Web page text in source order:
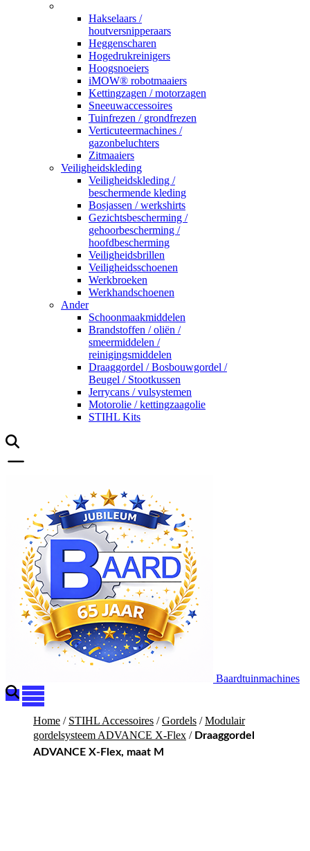
Hakselaars /
houtversnipperaars
Heggenscharen
Hogedrukreinigers
Hoogsnoeiers
iMOW® robotmaaiers
Kettingzagen / motorzagen
Sneeuwaccessoires
Tuinfrezen / grondfrezen
Verticuteermachines /
gazonbeluchters
Zitmaaiers
Veiligheidskleding
Veiligheidskleding /
beschermende kleding
Bosjassen / werkshirts
Gezichtsbescherming /
gehoorbescherming /
hoofdbescherming
Veiligheidsbrillen
Veiligheidsschoenen
Werkbroeken
Werkhandschoenen
Ander
Schoonmaakmiddelen
Brandstoffen / oliën /
smeermiddelen /
reinigingsmiddelen
Draaggordel / Bosbouwgordel /
Beugel / Stootkussen
Jerrycans / vulsystemen
Motorolie / kettingzaagolie
STIHL Kits
Baardtuinmachines
Home / STIHL Accessoires /Gordels /Modulair
gordelsysteem ADVANCE X-Flex / Draaggordel
ADVANCE X-Flex, maat M